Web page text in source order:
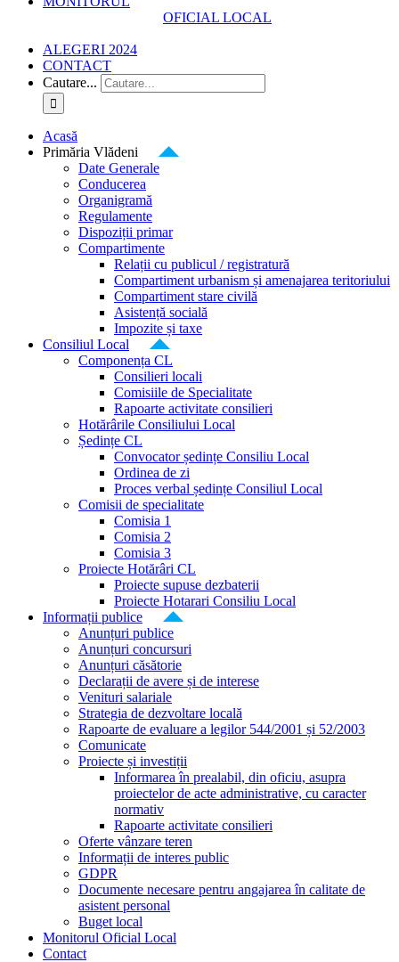
OFICIAL LOCAL
ALEGERI 2024
CONTACT
Cautare...
Acasă
Primăria Vlădeni
Date Generale
Conducerea
Organigramă
Regulamente
Dispoziții primar
Compartimente
Relații cu publicul / registratură
Compartiment urbanism și amenajarea teritoriului
Compartiment stare civilă
Asistență socială
Impozite și taxe
Consiliul Local
Componența CL
Consilieri locali
Comisiile de Specialitate
Rapoarte activitate consilieri
Hotărârile Consiliului Local
Ședințe CL
Convocator ședințe Consiliu Local
Ordinea de zi
Proces verbal ședințe Consiliul Local
Comisii de specialitate
Comisia 1
Comisia 2
Comisia 3
Proiecte Hotărâri CL
Proiecte supuse dezbaterii
Proiecte Hotarari Consiliu Local
Informații publice
Anunțuri publice
Anunțuri concursuri
Anunțuri căsătorie
Declarații de avere și de interese
Venituri salariale
Strategia de dezvoltare locală
Rapoarte de evaluare a legilor 544/2001 și 52/2003
Comunicate
Proiecte și investiții
Informarea în prealabil, din oficiu, asupra
proiectelor de acte administrative, cu caracter
normativ
Rapoarte activitate consilieri
Oferte vânzare teren
Informații de interes public
GDPR
Documente necesare pentru angajarea în calitate de
asistent personal
Buget local
Monitorul Oficial Local
Contact